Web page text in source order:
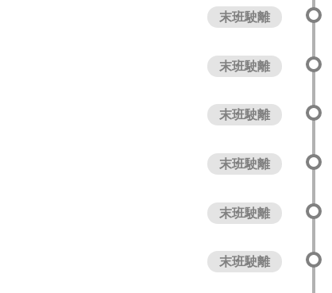
末班駛離
末班駛離
末班駛離
末班駛離
末班駛離
末班駛離